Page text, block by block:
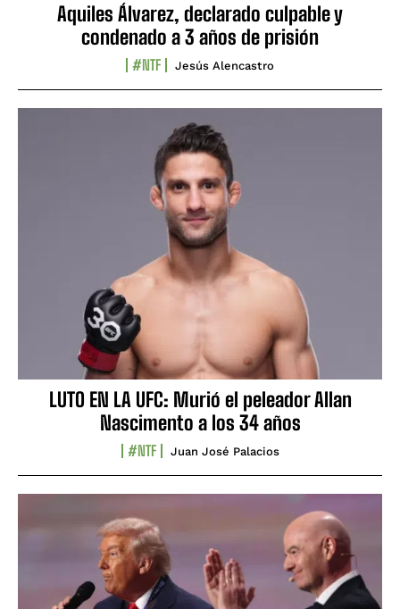
Aquiles Álvarez, declarado culpable y
condenado a 3 años de prisión
#NTF Jesús Alencastro
LUTO EN LA UFC: Murió el peleador Allan
Nascimento a los 34 años
#NTF Juan José Palacios